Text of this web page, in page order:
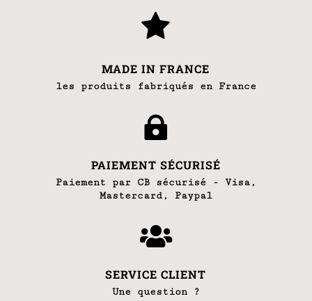

MADE IN FRANCE
les produits fabriqués en France

PAIEMENT SÉCURISÉ
Paiement par CB sécurisé - Visa,
Mastercard, Paypal

SERVICE CLIENT
Une question ?